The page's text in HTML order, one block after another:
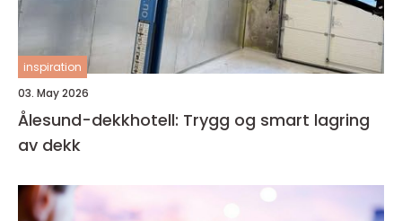
inspiration
03. May 2026
Ålesund-dekkhotell: Trygg og smart lagring
av dekk